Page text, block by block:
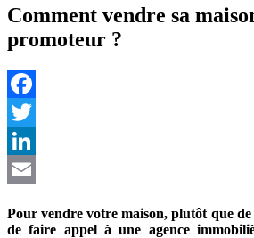
Comment vendre sa
promoteur ?
Facebook
Twitter
LinkedIn
Pour vendre votre maison, plutôt que de
de faire appel à une agence